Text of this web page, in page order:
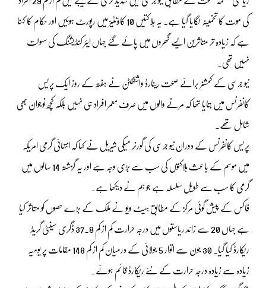
کی موت کا تخمینہ لگایا گیا ہے۔ یہ ہلاکتیں 10 کاؤنٹیز میں رپورٹ ہوئیں اور حکام کا کہنا
ہے کہ زیادہ تر متاثرین ایسے گھروں میں پائے گئے جہاں ایئر کنڈیشنگ کی سہولت
نہیں تھی۔
نیو جرسی کے کمشنر برائے صحت رینارڈ واشنگٹن نے ہفتہ کے روز ایک پریس
کانفرنس میں بتایا تھا کہ مرنے والوں میں صرف معمر افراد ہی نہیں بلکہ کچھ نوجوان بھی
شامل تھے۔
پریس کانفرنس کے دوران نیو جرسی کی گورنر میکی شیریل نے کہا کہ انتہائی گرمی امریکہ
میں موسم کے باعث ہلاکتوں کی سب سے بڑی وجہ ہے اور یہ گزشتہ 14 سالوں میں
گرمی کا سب سے طویل سلسلہ ہے جو ہم نے دیکھا ہے۔
فاکس کے پیش گوئی مرکز کے مطابق ہیٹ ویو نے ملک کے بڑے حصوں کو متاثر کیا
ہے جہاں 20 سے زائد ریاستوں میں درجہ حرارت کم از کم 37.8 ڈگری سینٹی گریڈ
ریکارڈ کیا گیا۔ 30 جون سے اتوار 5 جولائی کے درمیان کم از کم 148 مقامات پر یومیہ
زیادہ سے زیادہ درجہ حرارت کے نئے ریکارڈ قائم ہوئے۔